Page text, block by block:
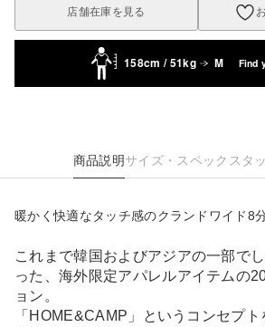
店舗在庫を見る
158cm / 51kg M Find
商品説明サイズ・スペック スタ
暖かく快適なタッチ感のクランドワイド8
これまで韓国およびアジアの一部で
った、海外限定アパレルアイテムの
ョン。
「HOME&CAMP」というコンセプト